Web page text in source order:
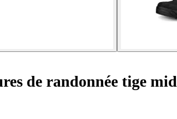
de randonnée tige mid